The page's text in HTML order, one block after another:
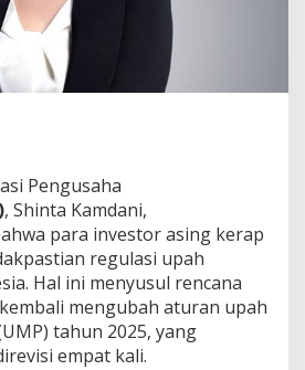
Pengusaha
), Shinta Kamdani,
para investor asing kerap
regulasi upah
Hal ini menyusul rencana
mengubah aturan upah
tahun 2025, yang
empat kali.